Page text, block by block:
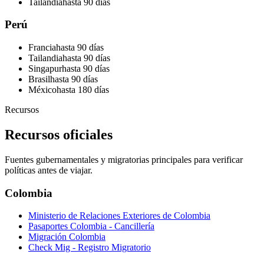
Perú
Franciahasta 90 días
Tailandiahasta 90 días
Singapurhasta 90 días
Brasilhasta 90 días
Méxicohasta 180 días
Recursos
Recursos oficiales
Fuentes gubernamentales y migratorias principales para verificar
políticas antes de viajar.
Colombia
Ministerio de Relaciones Exteriores de Colombia
Pasaportes Colombia - Cancillería
Migración Colombia
Check Mig - Registro Migratorio